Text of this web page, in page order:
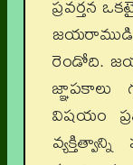
ప్రవర్తన
రెండోది.
జ్ఞాపకాలు
విషయం